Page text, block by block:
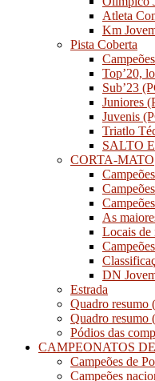
Atleta
Km
Pista Coberta
Campeões
Top’20,
Sub’23
Juniores
Juvenis
Triatlo
SALTO
CORTA-MATO
As
Locais de
DN
Estrada
Quadro resumo
Quadro resumo
Pódios das
CAMPEONATOS
Campeões de
Campeões